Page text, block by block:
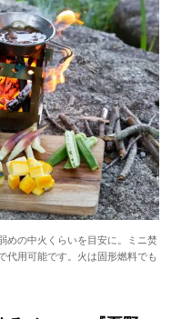
めの中火くらいを目安に。ミニ焚
代用可能です。火は固形燃料でも